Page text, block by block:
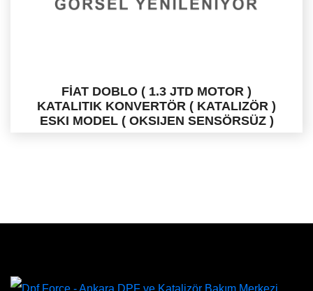
FİAT DOBLO ( 1.3 JTD MOTOR )
KATALITIK KONVERTÖR ( KATALIZÖR )
ESKI MODEL ( OKSIJEN SENSÖRSÜZ )